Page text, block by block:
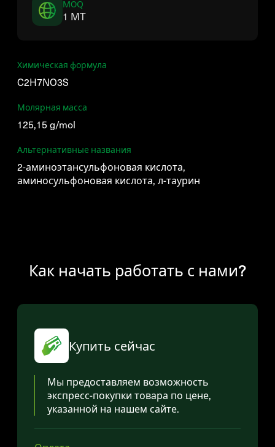
MOQ
1 MT
Химическая формула
C2H7NO3S
Молярная масса
125,15 g/mol
Альтернативные названия
2-аминоэтансульфоновая кислота,
аминосульфоновая кислота, л-таурин
Как начать работать с нами?
Купить сейчас
Мы предоставляем возможность
экспресс-покупки товара по цене,
указанной на нашем сайте.